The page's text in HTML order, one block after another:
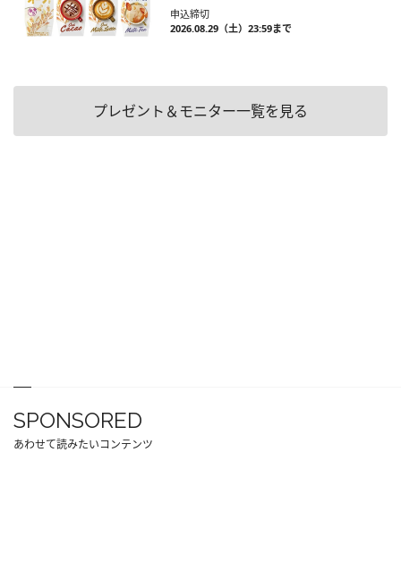
申込締切
2026.08.29（土）23:59まで
プレゼント＆モニター一覧を見る
SPONSORED
あわせて読みたいコンテンツ